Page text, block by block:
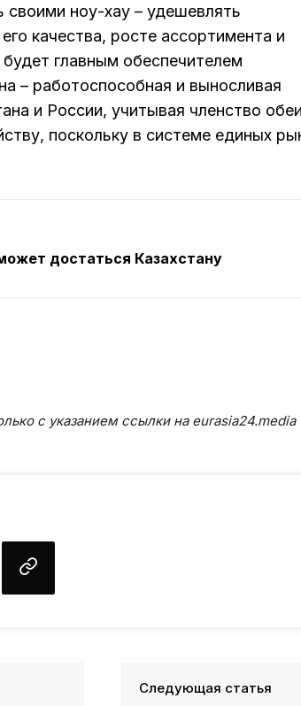
своими ноу-хау – удешевлять
качества, росте ассортимента и
главным обеспечителем
– работоспособная и выносливая
и России, учитывая членство
поскольку в системе единых
достаться Казахстану
с указанием ссылки на eurasia24.media
Следующая статья